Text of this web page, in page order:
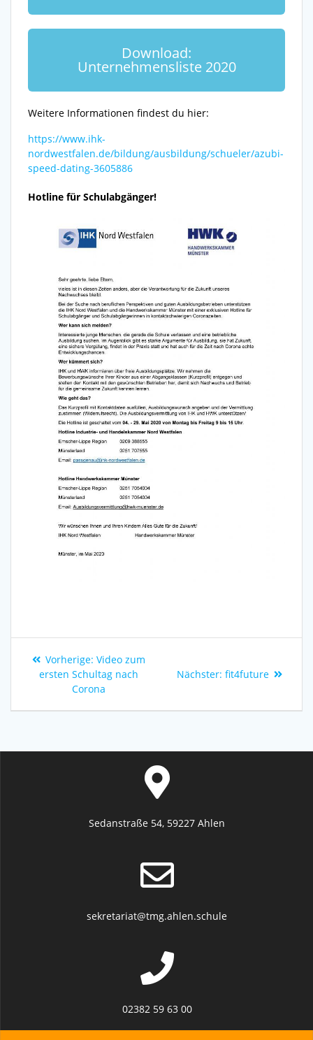
Download:
Unternehmensliste 2020
Weitere Informationen findest du hier:
https://www.ihk-
nordwestfalen.de/bildung/ausbildung/schueler/azubi-
speed-dating-3605886
Hotline für Schulabgänger!
Vorherige: Video zum
ersten Schultag nach
Corona
Nächster: fit4future
Sedanstraße 54, 59227 Ahlen
sekretariat@tmg.ahlen.schule
02382 59 63 00